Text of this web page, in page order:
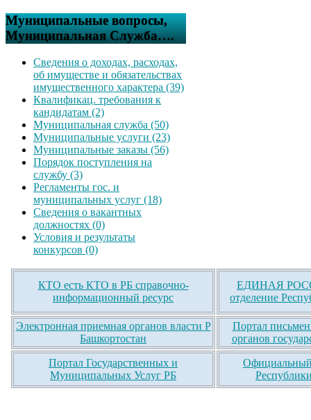
Муниципальные вопросы,
Муниципальная Служба….
Сведения о доходах, расходах,
об имуществе и обязательствах
имущественного характера (39)
Квалификац. требования к
кандидатам (2)
Муниципальная служба (50)
Муниципальные услуги (23)
Муниципальные заказы (56)
Порядок поступления на
службу (3)
Регламенты гос. и
муниципальных услуг (18)
Сведения о вакантных
должностях (0)
Условия и результаты
конкурсов (0)
КТО есть КТО в РБ справочно-
информационный ресурс
ЕДИНАЯ
отделение
Электронная приемная органов власти Р
Башкортостан
Портал
органов
Портал Государственных и
Муниципальных Услуг РБ
Официальный